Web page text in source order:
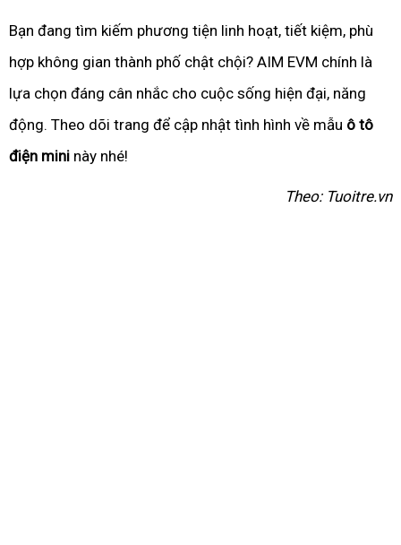
Bạn đang tìm kiếm phương tiện linh hoạt, tiết kiệm, phù
hợp không gian thành phố chật chội? AIM EVM chính là
lựa chọn đáng cân nhắc cho cuộc sống hiện đại, năng
động. Theo dõi trang để cập nhật tình hình về mẫu ô tô
điện mini này nhé!
Theo: Tuoitre.vn